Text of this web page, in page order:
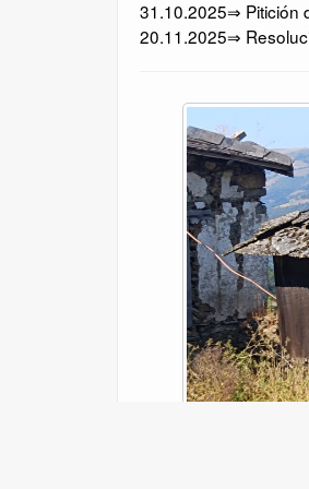
31.10.2025⇒ Pitición
20.11.2025⇒